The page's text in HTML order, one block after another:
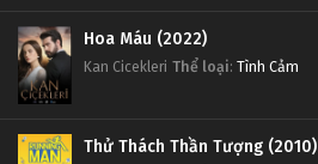
Hoa Máu (2022)
Kan Cicekleri Thể loại: Tình Cảm
Thử Thách Thần Tượng (2010)